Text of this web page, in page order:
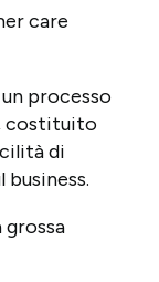
care
processo
costituito
di
grossa